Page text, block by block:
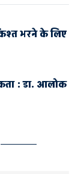
भरने के लिए
: डा. आलोक